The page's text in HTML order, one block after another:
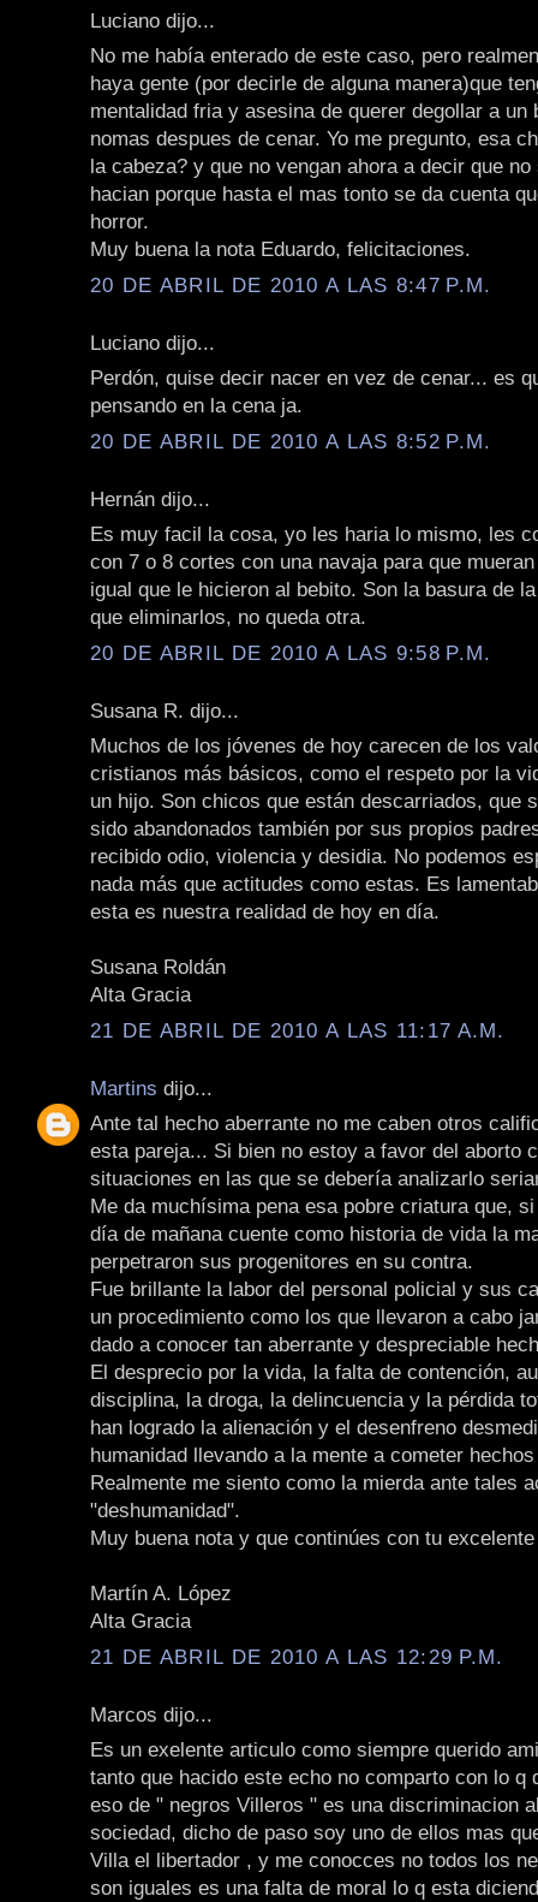
Luciano dijo...
No me había enterado de este caso, pero
haya gente (por decirle de alguna manera)que
mentalidad fria y asesina de querer degollar a un
nomas despues de cenar. Yo me pregunto, esa
la cabeza? y que no vengan ahora a decir que no
hacian porque hasta el mas tonto se da cuenta
horror.
Muy buena la nota Eduardo, felicitaciones.
20 DE ABRIL DE 2010 A LAS 8:47 P.M.
Luciano dijo...
Perdón, quise decir nacer en vez de cenar... es
pensando en la cena ja.
20 DE ABRIL DE 2010 A LAS 8:52 P.M.
Hernán dijo...
Es muy facil la cosa, yo les haria lo mismo, les
con 7 o 8 cortes con una navaja para que
igual que le hicieron al bebito. Son la basura de
que eliminarlos, no queda otra.
20 DE ABRIL DE 2010 A LAS 9:58 P.M.
Susana R. dijo...
Muchos de los jóvenes de hoy carecen de los
cristianos más básicos, como el respeto por la
un hijo. Son chicos que están descarriados, que
sido abandonados también por sus propios
recibido odio, violencia y desidia. No podemos
nada más que actitudes como estas. Es
esta es nuestra realidad de hoy en día.
Susana Roldán
Alta Gracia
21 DE ABRIL DE 2010 A LAS 11:17 A.M.
Martins dijo...
Ante tal hecho aberrante no me caben otros
esta pareja... Si bien no estoy a favor del aborto
situaciones en las que se debería analizarlo
Me da muchísima pena esa pobre criatura que,
día de mañana cuente como historia de vida la
perpetraron sus progenitores en su contra.
Fue brillante la labor del personal policial y sus
un procedimiento como los que llevaron a cabo
dado a conocer tan aberrante y despreciable
El desprecio por la vida, la falta de contención,
disciplina, la droga, la delincuencia y la pérdida
han logrado la alienación y el desenfreno
humanidad llevando a la mente a cometer
Realmente me siento como la mierda ante tales
"deshumanidad".
Muy buena nota y que continúes con tu
Martín A. López
Alta Gracia
21 DE ABRIL DE 2010 A LAS 12:29 P.M.
Marcos dijo...
Es un exelente articulo como siempre querido
tanto que hacido este echo no comparto con lo q
eso de " negros Villeros " es una discriminacion
sociedad, dicho de paso soy uno de ellos mas
Villa el libertador , y me conocces no todos los
son iguales es una falta de moral lo q esta